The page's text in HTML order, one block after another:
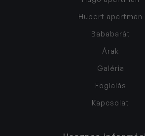
Hubert apartman
Bababarát
Árak
Galéria
Foglalás
Kapcsolat